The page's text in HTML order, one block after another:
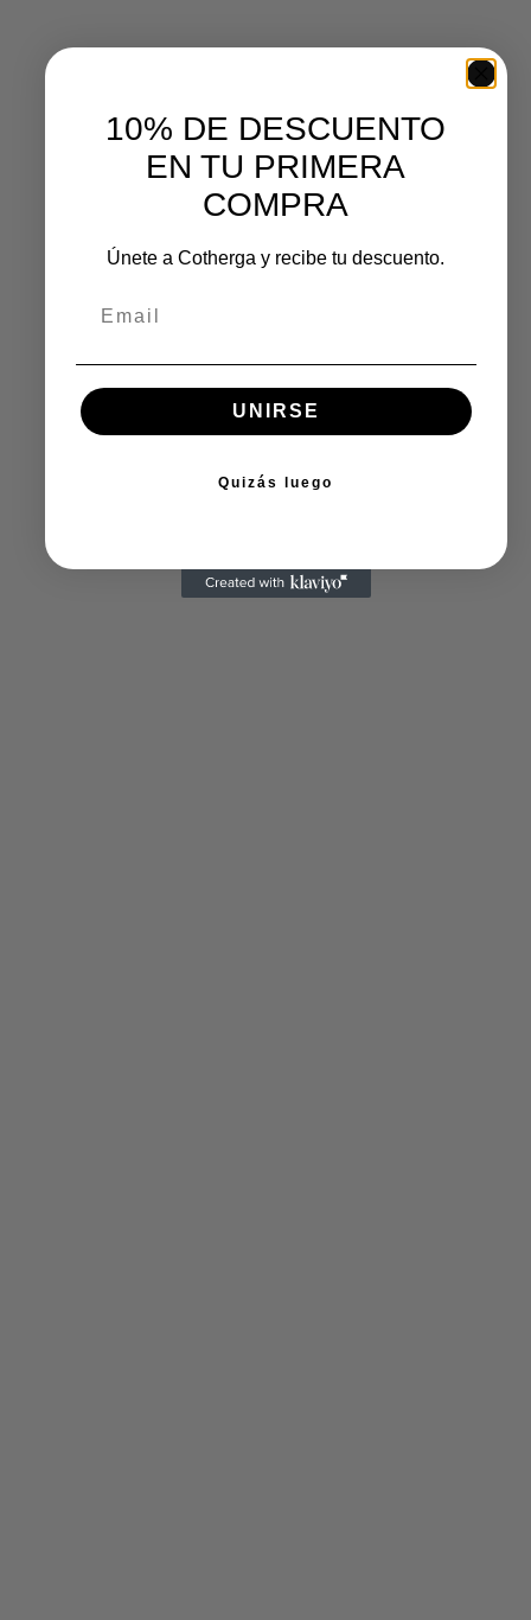
10% DE DESCUENTO
EN TU PRIMERA
COMPRA
Únete a Cotherga y recibe tu descuento.
UNIRSE
Quizás luego